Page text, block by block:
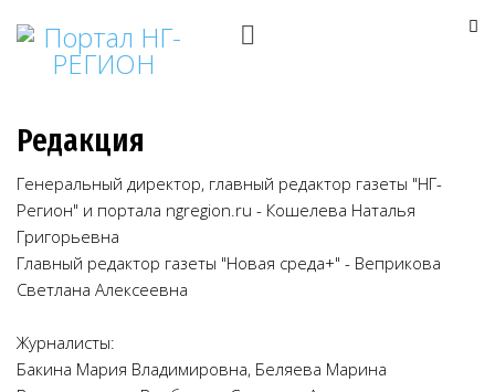
Редакция
Генеральный директор, главный редактор газеты "НГ-
Регион" и портала ngregion.ru - Кошелева Наталья
Григорьевна
Главный редактор газеты "Новая среда+" - Веприкова
Светлана Алексеевна
Журналисты:
Бакина Мария Владимировна, Беляева Марина